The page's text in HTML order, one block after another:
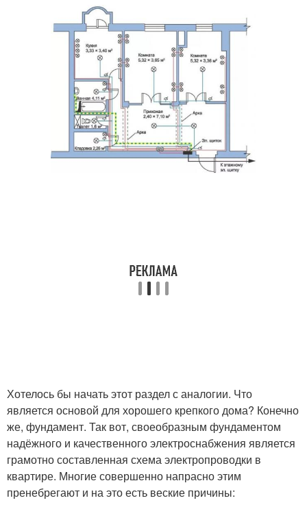
Хотелось бы начать этот раздел с аналогии. Что
является основой для хорошего крепкого дома? Конечно
же, фундамент. Так вот, своеобразным фундаментом
надёжного и качественного электроснабжения является
грамотно составленная схема электропроводки в
квартире. Многие совершенно напрасно этим
пренебрегают и на это есть веские причины: